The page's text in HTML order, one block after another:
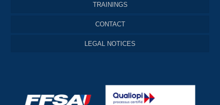
TRAININGS
CONTACT
LEGAL NOTICES